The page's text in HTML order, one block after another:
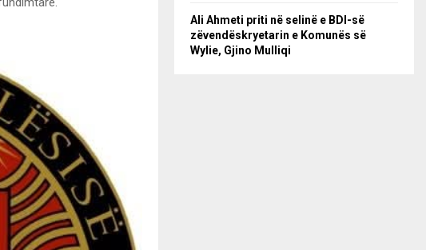
Ali Ahmeti priti në selinë e BDI-së
zëvendëskryetarin e Komunës së
Wylie, Gjino Mulliqi